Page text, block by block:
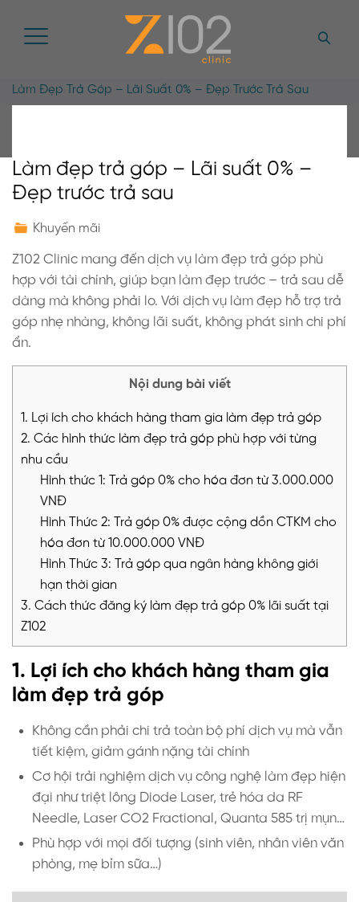
Làm Đẹp Trả Góp – Lãi Suất 0% – Đẹp Trước Trả Sau
Làm đẹp trả góp – Lãi suất 0% –
Đẹp trước trả sau
Khuyến mãi
Z102 Clinic mang đến dịch vụ làm đẹp trả góp phù
hợp với tài chính, giúp bạn làm đẹp trước – trả sau dễ
dàng mà không phải lo. Với dịch vụ làm đẹp hỗ trợ trả
góp nhẹ nhàng, không lãi suất, không phát sinh chi phí
ẩn.
Nội dung bài viết
1. Lợi ích cho khách hàng tham gia làm đẹp trả góp
2. Các hình thức làm đẹp trả góp phù hợp với từng
nhu cầu
Hình thức 1: Trả góp 0% cho hóa đơn từ 3.000.000
VNĐ
Hình Thức 2: Trả góp 0% được cộng dồn CTKM cho
hóa đơn từ 10.000.000 VNĐ
Hình Thức 3: Trả góp qua ngân hàng không giới
hạn thời gian
3. Cách thức đăng ký làm đẹp trả góp 0% lãi suất tại
Z102
1. Lợi ích cho khách hàng tham gia
làm đẹp trả góp
Không cần phải chi trả toàn bộ phí dịch vụ mà vẫn
tiết kiệm, giảm gánh nặng tài chính
Cơ hội trải nghiệm dịch vụ công nghệ làm đẹp hiện
đại như triệt lông Diode Laser, trẻ hóa da RF
Needle, Laser CO2 Fractional, Quanta 585 trị mụn…
Phù hợp với mọi đối tượng (sinh viên, nhân viên văn
phòng, mẹ bỉm sữa…)